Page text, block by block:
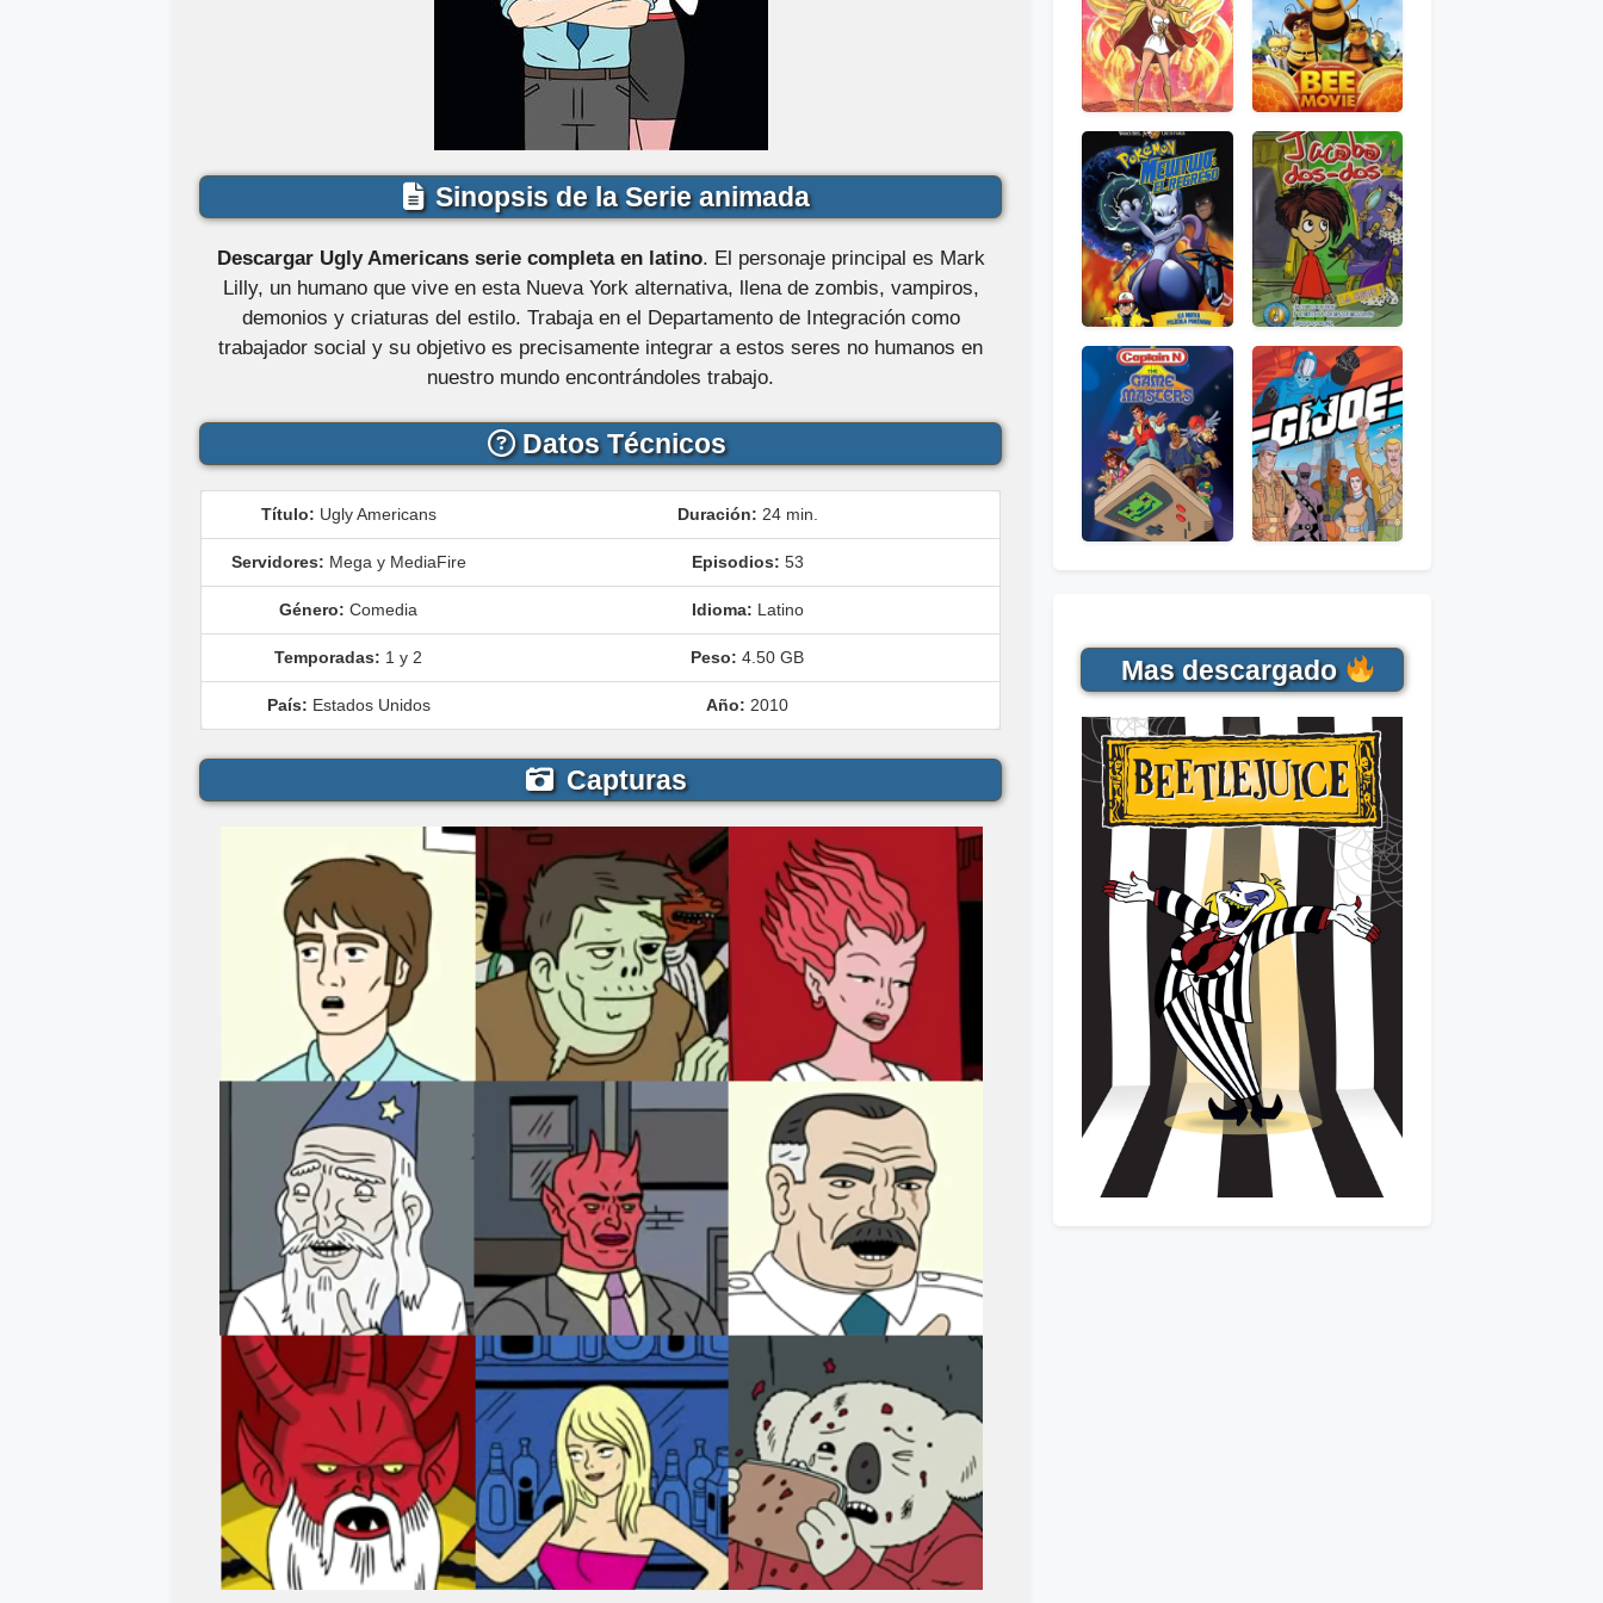
Sinopsis de la Serie animada
Descargar Ugly Americans serie completa en latino. El personaje principal es Mark
Lilly, un humano que vive en esta Nueva York alternativa, llena de zombis, vampiros,
demonios y criaturas del estilo. Trabaja en el Departamento de Integración como
trabajador social y su objetivo es precisamente integrar a estos seres no humanos en
nuestro mundo encontrándoles trabajo.
Datos Técnicos
Título: Ugly Americans Duración: 24 min.
Servidores: Mega y MediaFire Episodios: 53
Género: Comedia Idioma: Latino
Temporadas: 1 y 2 Peso: 4.50 GB
País: Estados Unidos Año: 2010
Capturas
Mas descargado